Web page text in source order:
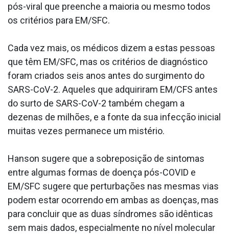
pós-viral que preenche a maioria ou mesmo todos
os critérios para EM/SFC.
Cada vez mais, os médicos dizem a estas pessoas
que têm EM/SFC, mas os critérios de diagnóstico
foram criados seis anos antes do surgimento do
SARS-CoV-2. Aqueles que adquiriram EM/CFS antes
do surto de SARS-CoV-2 também chegam a
dezenas de milhões, e a fonte da sua infecção inicial
muitas vezes permanece um mistério.
Hanson sugere que a sobreposição de sintomas
entre algumas formas de doença pós-COVID e
EM/SFC sugere que perturbações nas mesmas vias
podem estar ocorrendo em ambas as doenças, mas
para concluir que as duas síndromes são idênticas
sem mais dados, especialmente no nível molecular